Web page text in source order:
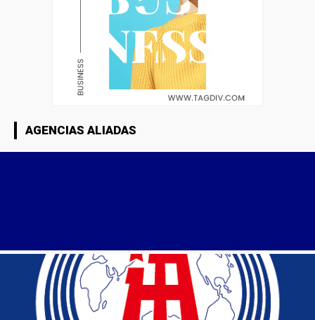
AGENCIAS ALIADAS